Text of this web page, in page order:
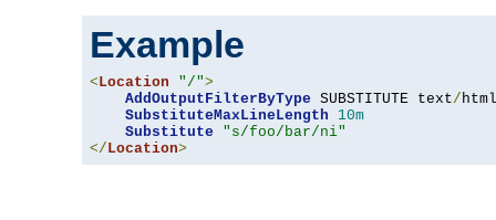
Example
<Location "/">
AddOutputFilterByType SUBSTITUTE text/ html
SubstituteMaxLineLength
10m
Substitute
"s/foo/bar/ni"
</Location>